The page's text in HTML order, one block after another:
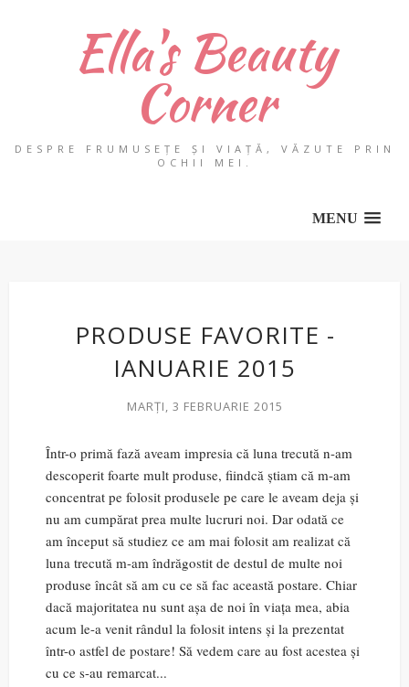
Ella's Beauty
Corner
DESPRE FRUMUSEȚE ȘI VIAȚĂ, VĂZUTE PRIN
OCHII MEI.
MENU
PRODUSE FAVORITE -
IANUARIE 2015
MARȚI, 3 FEBRUARIE 2015
Într-o primă fază aveam impresia că luna trecută n-am
descoperit foarte mult produse, fiindcă știam că m-am
concentrat pe folosit produsele pe care le aveam deja și
nu am cumpărat prea multe lucruri noi. Dar odată ce
am început să studiez ce am mai folosit am realizat că
luna trecută m-am îndrăgostit de destul de multe noi
produse încât să am cu ce să fac această postare. Chiar
dacă majoritatea nu sunt așa de noi în viața mea, abia
acum le-a venit rândul la folosit intens și la prezentat
într-o astfel de postare! Să vedem care au fost acestea și
cu ce s-au remarcat...